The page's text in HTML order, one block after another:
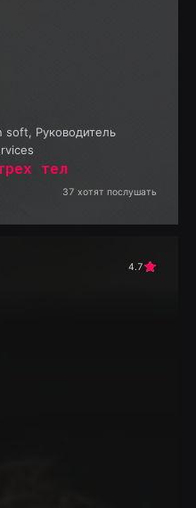
soft, Руководитель
тел
37 хотят послушать
4.7